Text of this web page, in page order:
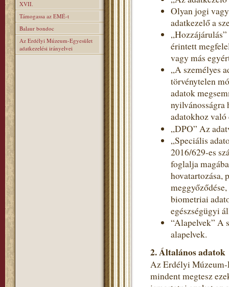
XVII.
Támogassa az EMÉ-t
Balaur bondoc
Az Erdélyi Múzeum-Egyesület
adatkezelési irányelvei
Olyan jogi
adatkezelő a
érintett
vagy más
„A személyes
törvénytelen
adatok
nyilvánosságra
adatokhoz
„DPO” Az
„Speciális
2016/629-es
foglalja
hovatartozása,
biometriai
egészségügyi
“Alapelvek” A
alapelvek.
2. Általános adatok
Az Erdélyi Múzeum-
mindent megtesz